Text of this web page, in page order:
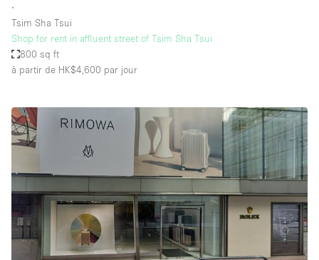
∙
Tsim Sha Tsui
Shop for rent in affluent street of Tsim Sha Tsui
800 sq ft
à partir de HK$4,600 par jour